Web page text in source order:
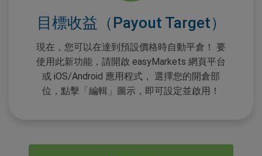
目標收益（Payout Target）
現在，您可以在達到預設價格時自動平倉！ 要
使用此新功能，請開啟 easyMarkets 網頁平台
或 iOS/Android 應用程式， 選擇您的開倉部
位，點擊「編輯」圖示，即可設定並啟用！